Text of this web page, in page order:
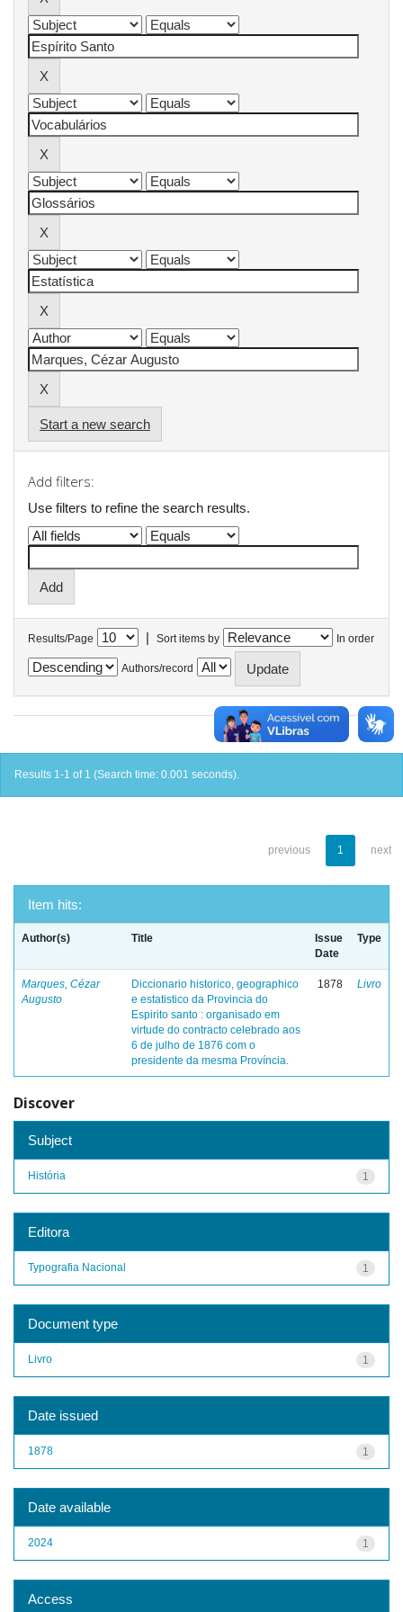
Start a new search
Add filters:
Use filters to refine the search results.
Results/Page | Sort items by In order
Authors/record
Results 1-1 of 1 (Search time: 0.001 seconds).
previous 1 next
Item hits:
Author(s) Title
Issue
Date
Type
Marques, Cézar
Augusto
Diccionario historico, geographico
e estatistico da Provincia do
Espirito santo : organisado em
virtude do contracto celebrado aos
6 de julho de 1876 com o
presidente da mesma Província.
1878 Livro
Discover
Subject
1
História
Editora
1
Typografia Nacional
Document type
1
Livro
Date issued
1
1878
Date available
1
2024
Access